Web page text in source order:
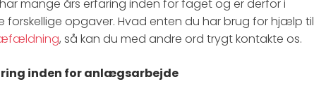
mange års erfaring inden for faget og er derfor i
forskellige opgaver. Hvad enten du har brug for hjælp til
, så kan du med andre ord trygt kontakte os.
inden for anlægsarbejde